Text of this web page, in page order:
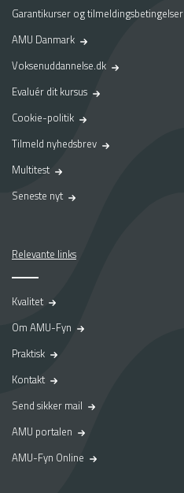
Garantikurser og tilmeldingsbetingelser
AMU Danmark
Voksenuddannelse.dk
Evaluér dit kursus
Cookie-politik
Tilmeld nyhedsbrev
Multitest
Seneste nyt
Relevante links
Kvalitet
Om AMU-Fyn
Praktisk
Kontakt
Send sikker mail
AMU portalen
AMU-Fyn Online